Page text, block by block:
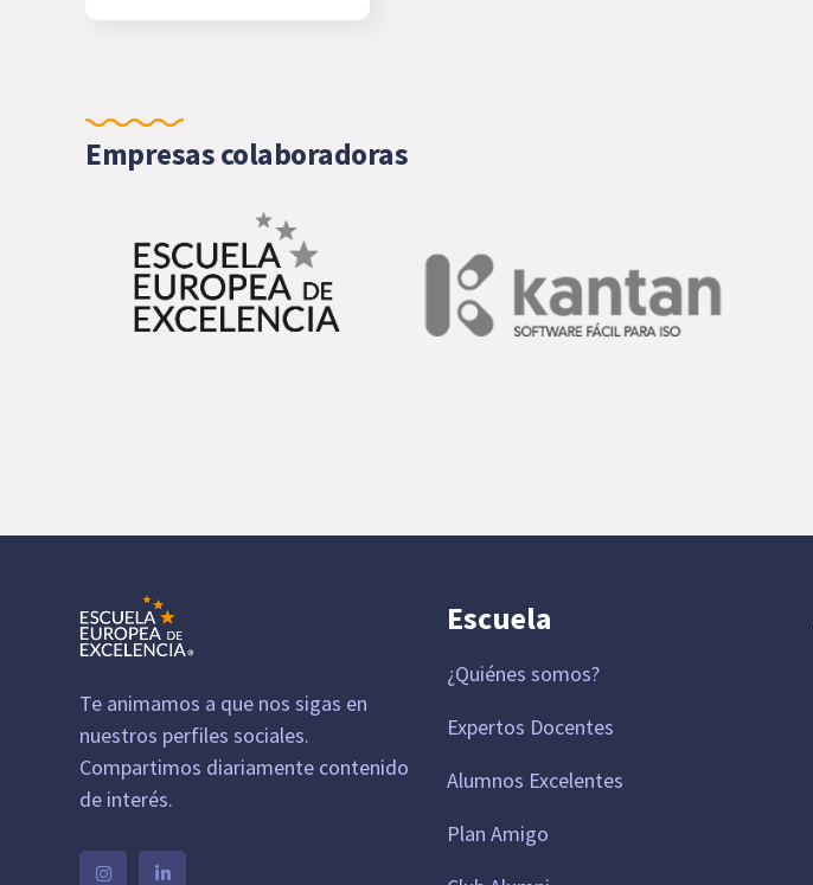
Empresas colaboradoras
Te animamos a que nos sigas en
nuestros perfiles sociales.
Compartimos diariamente contenido
de interés.
Escuela
¿Quiénes somos?
Expertos Docentes
Alumnos Excelentes
Plan Amigo